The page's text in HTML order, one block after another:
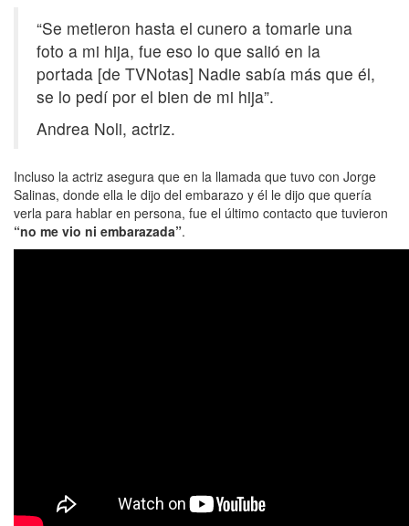
“Se metieron hasta el cunero a tomarle una
foto a mi hija, fue eso lo que salió en la
portada [de TVNotas] Nadie sabía más que él,
se lo pedí por el bien de mi hija”.
Andrea Noli, actriz.
Incluso la actriz asegura que en la llamada que tuvo con Jorge
Salinas, donde ella le dijo del embarazo y él le dijo que quería
verla para hablar en persona, fue el último contacto que tuvieron
“no me vio ni embarazada”.